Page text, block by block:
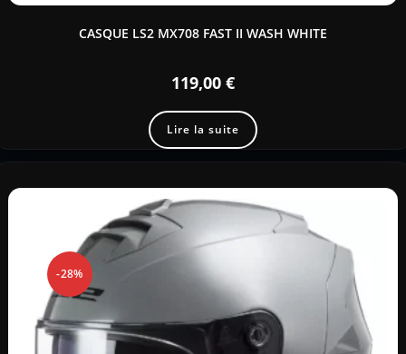
CASQUE LS2 MX708 FAST II WASH WHITE
119,00 €
Lire la suite
-28%